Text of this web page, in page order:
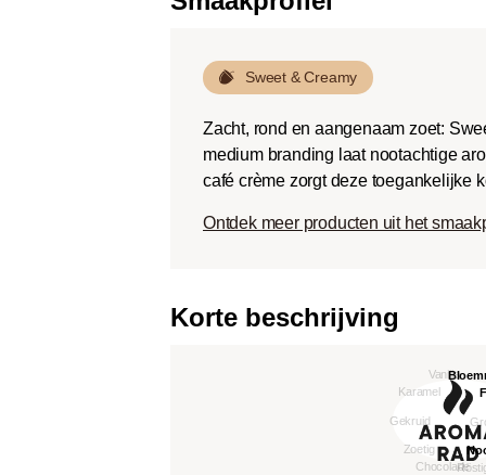
Sweet & Creamy
Zacht, rond en aangenaam zoet:
medium branding laat nootachtige
café crème zorgt deze toegankelijke
Ontdek meer producten uit het
Korte beschrijving